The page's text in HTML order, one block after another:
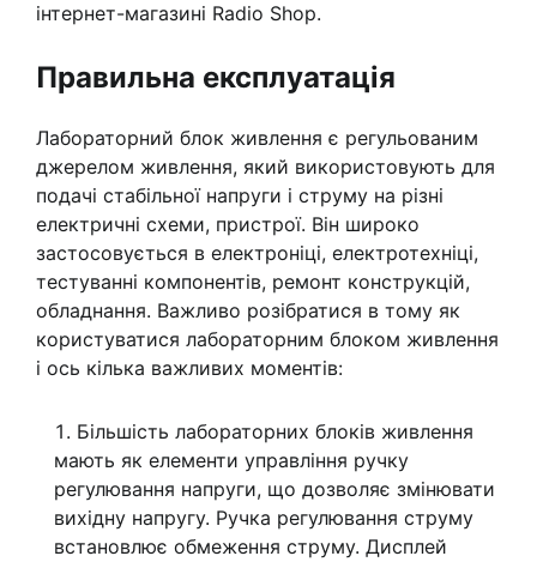
інтернет-магазині Radio Shop.
Правильна експлуатація
Лабораторний блок живлення є регульованим
джерелом живлення, який використовують для
подачі стабільної напруги і струму на різні
електричні схеми, пристрої. Він широко
застосовується в електроніці, електротехніці,
тестуванні компонентів, ремонт конструкцій,
обладнання. Важливо розібратися в тому як
користуватися лабораторним блоком живлення
і ось кілька важливих моментів:
Більшість лабораторних блоків живлення
мають як елементи управління ручку
регулювання напруги, що дозволяє змінювати
вихідну напругу. Ручка регулювання струму
встановлює обмеження струму. Дисплей